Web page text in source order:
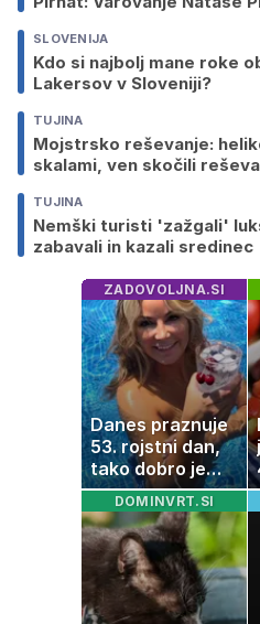
SLOVENIJA
Kdo si najbolj mane roke
Lakersov v Sloveniji?
TUJINA
Mojstrsko reševanje:
skalami, ven skočili
TUJINA
Nemški turisti 'zažgali'
zabavali in kazali sredinec
ZADOVOLJNA.SI
Danes praznuje
53. rojstni dan,
tako dobro je
videti znana
Slovenka
DOMINVRT.SI